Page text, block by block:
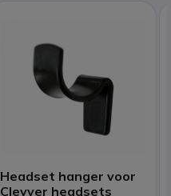
Headset hanger voor
Cleyver headsets